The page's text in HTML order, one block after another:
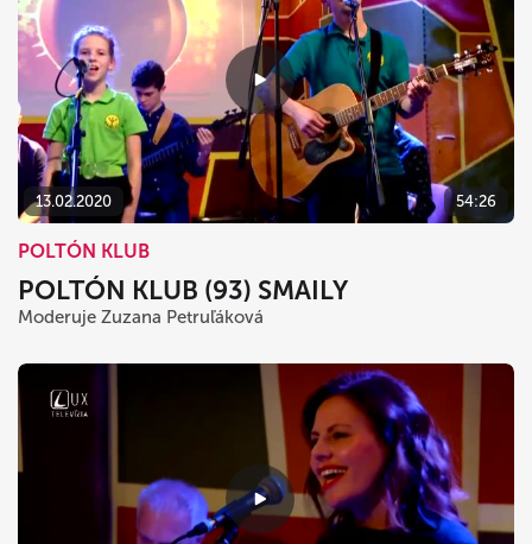
13.02.2020 54:26
POLTÓN KLUB
POLTÓN KLUB (93) SMAILY
Moderuje Zuzana Petruľáková